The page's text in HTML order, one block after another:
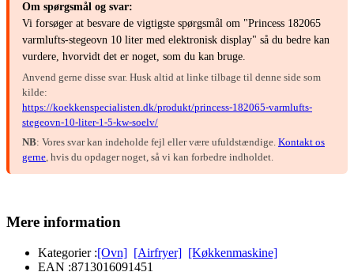
Om spørgsmål og svar:
Vi forsøger at besvare de vigtigste spørgsmål om "Princess 182065
varmlufts-stegeovn 10 liter med elektronisk display" så du bedre kan
vurdere, hvorvidt det er noget, som du kan bruge.
Anvend gerne disse svar. Husk altid at linke tilbage til denne side som
kilde:
https://koekkenspecialisten.dk/produkt/princess-182065-varmlufts-
stegeovn-10-liter-1-5-kw-soelv/
NB: Vores svar kan indeholde fejl eller være ufuldstændige. Kontakt os
gerne, hvis du opdager noget, så vi kan forbedre indholdet.
Mere information
Kategorier :[Ovn] [Airfryer] [Køkkenmaskine]
EAN :8713016091451